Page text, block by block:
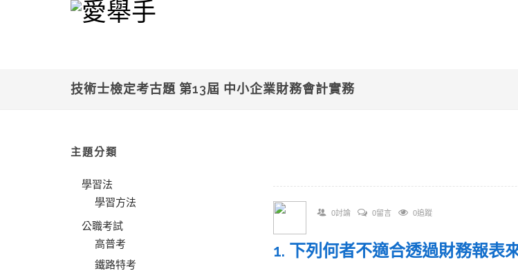
技術士檢定考古題 第13屆 中小企業財務會計實務
主題分類
學習法
學習方法
公職考試
高普考
鐵路特考
0討論 0留言 0追蹤
1. 下列何者不適合透過財務報